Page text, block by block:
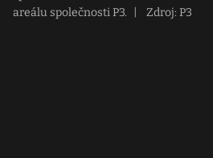
areálu společnosti P3.
Zdroj: P3